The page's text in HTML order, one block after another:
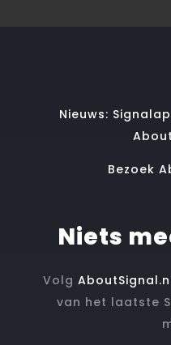
Nieuws:
Bezoek
Niets
Volg
van het laatste